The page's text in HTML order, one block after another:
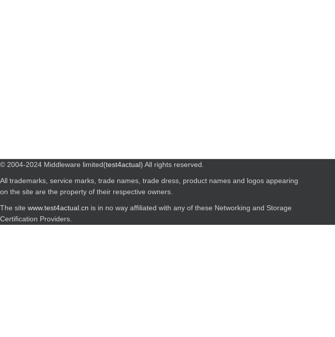
© 2004-2024 Middleware limited(test4actual) All rights reserved.
All trademarks, service marks, trade names, trade dress, product names and logos appearing
on the site are the property of their respective owners.
The site www.test4actual.cn is in no way affiliated with any of these Networking and Storage
Certification Providers.